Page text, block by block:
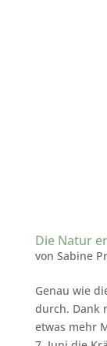
Die Natur
von Sabine
Genau wie
durch. Dank
etwas mehr